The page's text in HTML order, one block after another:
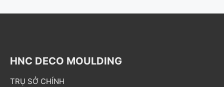
HNC DECO MOULDING
TRỤ SỞ CHÍNH